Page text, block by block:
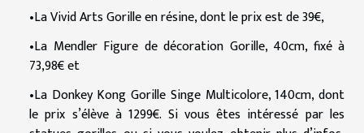
•La Vivid Arts Gorille en résine, dont le prix est de 39€,
•La Mendler Figure de décoration Gorille, 40cm, fixé à
73,98€ et
•La Donkey Kong Gorille Singe Multicolore, 140cm, dont
le prix s’élève à 1299€. Si vous êtes intéressé par les